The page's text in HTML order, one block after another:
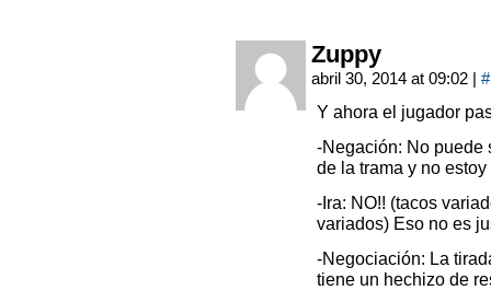
Zuppy
abril 30, 2014 at 09:02 | #
Y ahora el jugador
-Negación: No puede
de la trama y no estoy
-Ira: NO!! (tacos
variados) Eso no es
-Negociación: La
tiene un hechizo de